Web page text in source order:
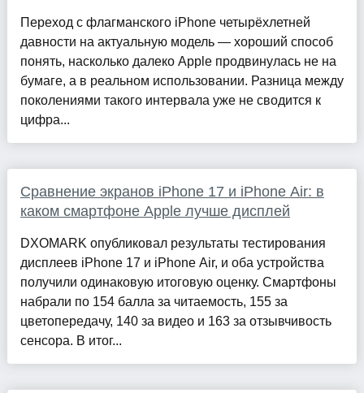
Переход с флагманского iPhone четырёхлетней
давности на актуальную модель — хороший способ
понять, насколько далеко Apple продвинулась не на
бумаге, а в реальном использовании. Разница между
поколениями такого интервала уже не сводится к
цифра...
Сравнение экранов iPhone 17 и iPhone Air: в
каком смартфоне Apple лучше дисплей
DXOMARK опубликовал результаты тестирования
дисплеев iPhone 17 и iPhone Air, и оба устройства
получили одинаковую итоговую оценку. Смартфоны
набрали по 154 балла за читаемость, 155 за
цветопередачу, 140 за видео и 163 за отзывчивость
сенсора. В итог...